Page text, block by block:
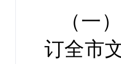
（一
订全市